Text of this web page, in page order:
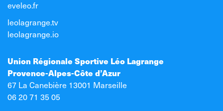
eveleo.fr
leolagrange.tv
leolagrange.io
Union Régionale Sportive Léo Lagrange
Provence-Alpes-Côte d’Azur
67 La Canebière 13001 Marseille
06 20 71 35 05